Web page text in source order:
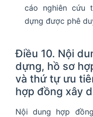
cáo nghiên cứu
dựng được phê
Điều 10. Nội
dựng, hồ sơ
và thứ tự ưu
hợp đồng xây
Nội dung hợp